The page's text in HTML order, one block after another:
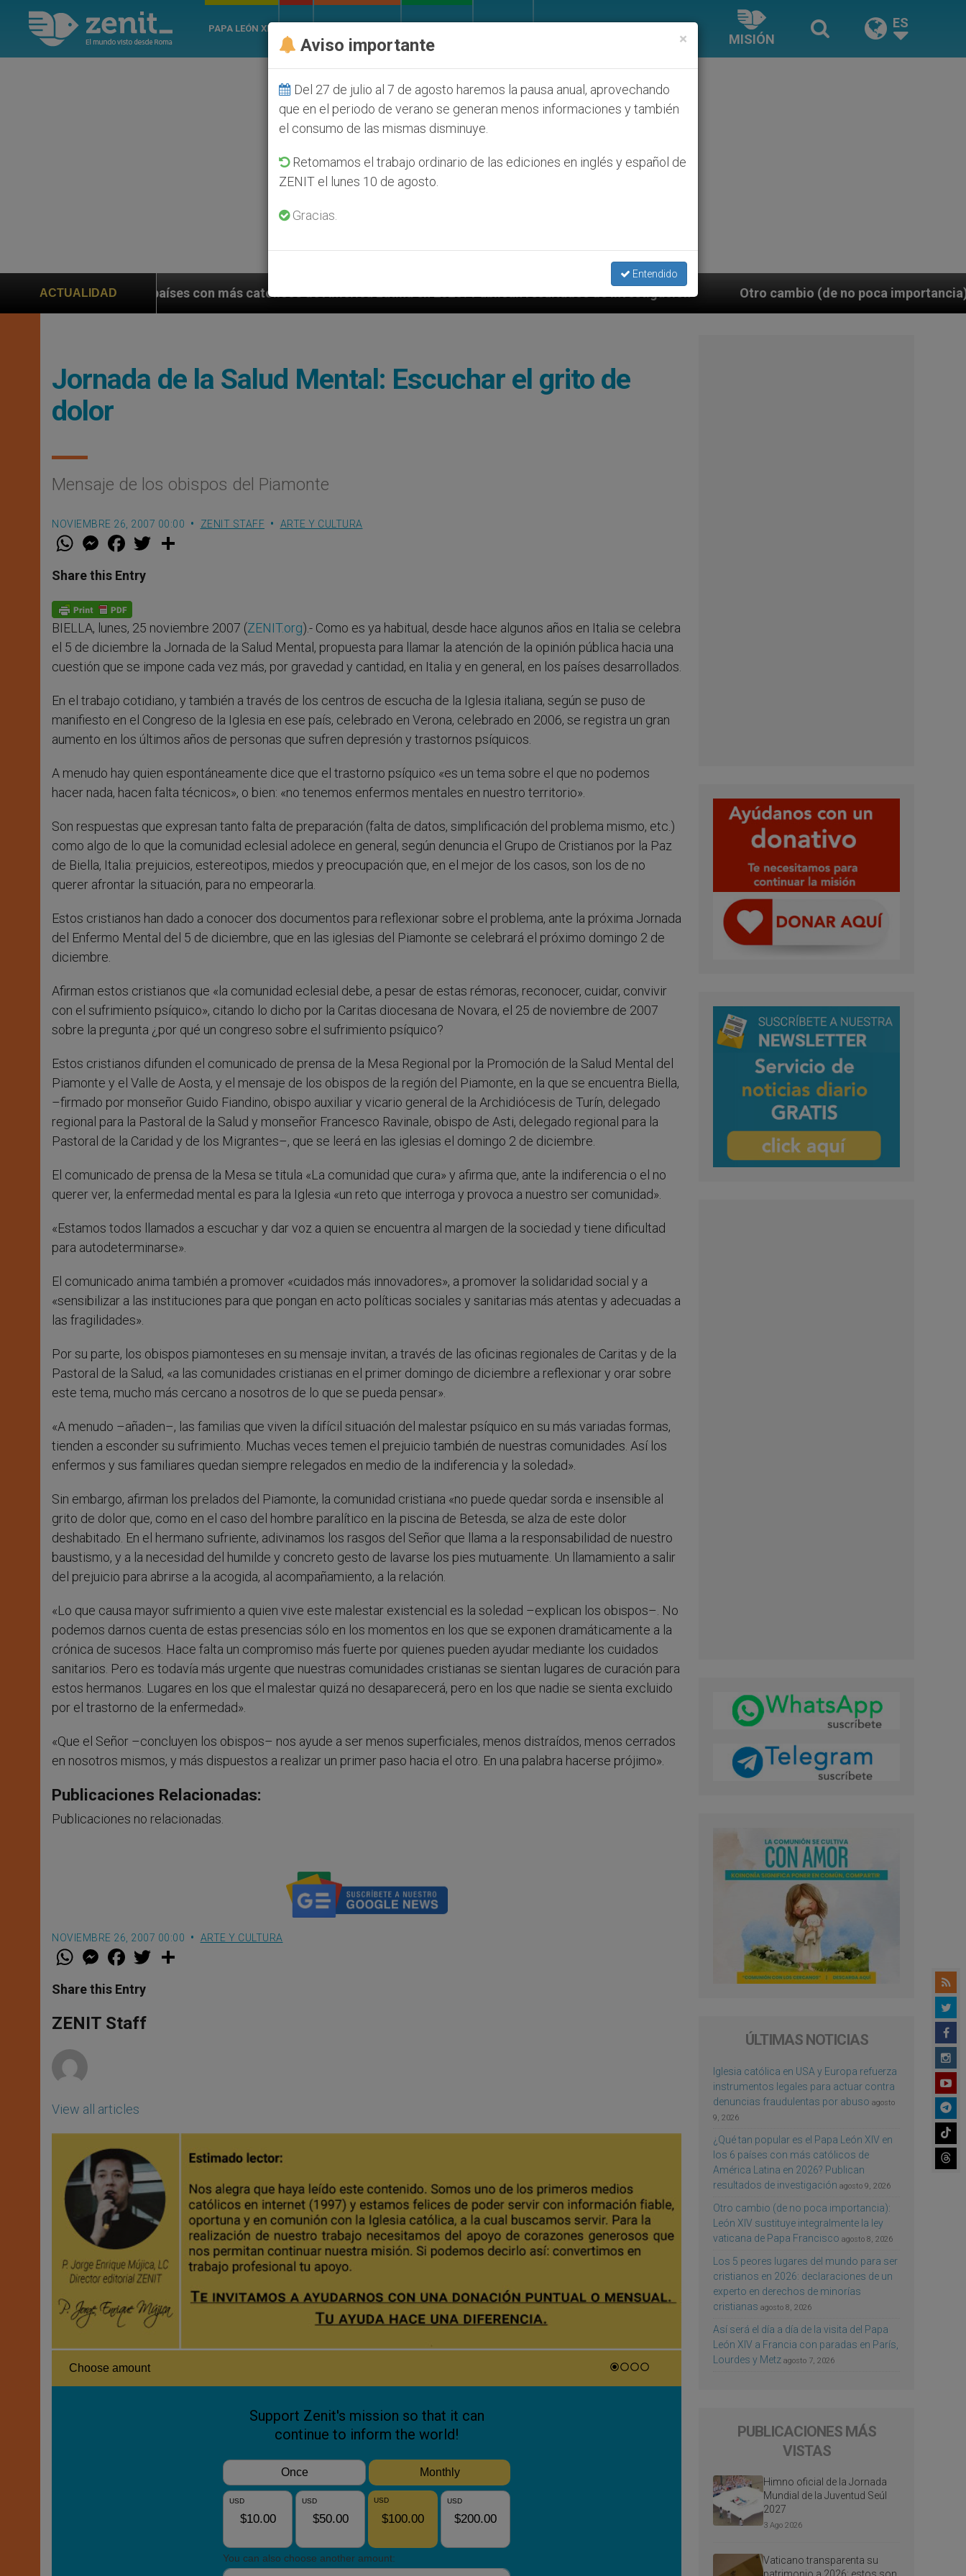
PAPA LEÓN XIV
MISIÓN
ES
ACTUALIDAD
6 países con más católicos de América Latina en 2026? Publican resultados de investigación Otro cambio (de no poca importancia): León XIV
Jornada de la Salud Mental: Escuchar el grito de
dolor
Mensaje de los obispos del Piamonte
NOVIEMBRE 26, 2007 00:00 ZENIT STAFF ARTE Y CULTURA
W
t
s
p
p
M
e
s
e
g
e
r
F
a
e
b
o
k
w
Share this Entry
BIELLA, lunes, 25 noviembre 2007 (ZENIT.org).- Como es ya habitual, desde hace algunos años en Italia se celebra
el 5 de diciembre la Jornada de la Salud Mental, propuesta para llamar la atención de la opinión pública hacia una
cuestión que se impone cada vez más, por gravedad y cantidad, en Italia y en general, en los países desarrollados.
En el trabajo cotidiano, y también a través de los centros de escucha de la Iglesia italiana, según se puso de
manifiesto en el Congreso de la Iglesia en ese país, celebrado en Verona, celebrado en 2006, se registra un gran
aumento en los últimos años de personas que sufren depresión y trastornos psíquicos.
A menudo hay quien espontáneamente dice que el trastorno psíquico «es un tema sobre el que no podemos
hacer nada, hacen falta técnicos», o bien: «no tenemos enfermos mentales en nuestro territorio».
Son respuestas que expresan tanto falta de preparación (falta de datos, simplificación del problema mismo, etc.)
como algo de lo que la comunidad eclesial adolece en general, según denuncia el Grupo de Cristianos por la Paz
de Biella, Italia: prejuicios, estereotipos, miedos y preocupación que, en el mejor de los casos, son los de no
querer afrontar la situación, para no empeorarla.
Estos cristianos han dado a conocer dos documentos para reflexionar sobre el problema, ante la próxima Jornada
del Enfermo Mental del 5 de diciembre, que en las iglesias del Piamonte se celebrará el próximo domingo 2 de
diciembre.
Afirman estos cristianos que «la comunidad eclesial debe, a pesar de estas rémoras, reconocer, cuidar, convivir
con el sufrimiento psíquico», citando lo dicho por la Caritas diocesana de Novara, el 25 de noviembre de 2007
sobre la pregunta ¿por qué un congreso sobre el sufrimiento psíquico?
Estos cristianos difunden el comunicado de prensa de la Mesa Regional por la Promoción de la Salud Mental del
Piamonte y el Valle de Aosta, y el mensaje de los obispos de la región del Piamonte, en la que se encuentra Biella,
–firmado por monseñor Guido Fiandino, obispo auxiliar y vicario general de la Archidiócesis de Turín, delegado
regional para la Pastoral de la Salud y monseñor Francesco Ravinale, obispo de Asti, delegado regional para la
Pastoral de la Caridad y de los Migrantes–, que se leerá en las iglesias el domingo 2 de diciembre.
El comunicado de prensa de la Mesa se titula «La comunidad que cura» y afirma que, ante la indiferencia o el no
querer ver, la enfermedad mental es para la Iglesia «un reto que interroga y provoca a nuestro ser comunidad».
«Estamos todos llamados a escuchar y dar voz a quien se encuentra al margen de la sociedad y tiene dificultad
para autodeterminarse».
El comunicado anima también a promover «cuidados más innovadores», a promover la solidaridad social y a
«sensibilizar a las instituciones para que pongan en acto políticas sociales y sanitarias más atentas y adecuadas a
las fragilidades».
Por su parte, los obispos piamonteses en su mensaje invitan, a través de las oficinas regionales de Caritas y de la
Pastoral de la Salud, «a las comunidades cristianas en el primer domingo de diciembre a reflexionar y orar sobre
este tema, mucho más cercano a nosotros de lo que se pueda pensar».
«A menudo –añaden–, las familias que viven la difícil situación del malestar psíquico en su más variadas formas,
tienden a esconder su sufrimiento. Muchas veces temen el prejuicio también de nuestras comunidades. Así los
enfermos y sus familiares quedan siempre relegados en medio de la indiferencia y la soledad».
Sin embargo, afirman los prelados del Piamonte, la comunidad cristiana «no puede quedar sorda e insensible al
grito de dolor que, como en el caso del hombre paralítico en la piscina de Betesda, se alza de este dolor
deshabitado. En el hermano sufriente, adivinamos los rasgos del Señor que llama a la responsabilidad de nuestro
baustismo, y a la necesidad del humilde y concreto gesto de lavarse los pies mutuamente. Un llamamiento a salir
del prejuicio para abrirse a la acogida, al acompañamiento, a la relación.
«Lo que causa mayor sufrimiento a quien vive este malestar existencial es la soledad –explican los obispos–. No
podemos darnos cuenta de estas presencias sólo en los momentos en los que se exponen dramáticamente a la
crónica de sucesos. Hace falta un compromiso más fuerte por quienes pueden ayudar mediante los cuidados
sanitarios. Pero es todavía más urgente que nuestras comunidades cristianas se sientan lugares de curación para
estos hermanos. Lugares en los que el malestar quizá no desaparecerá, pero en los que nadie se sienta excluido
por el trastorno de la enfermedad».
«Que el Señor –concluyen los obispos– nos ayude a ser menos superficiales, menos distraídos, menos cerrados
en nosotros mismos, y más dispuestos a realizar un primer paso hacia el otro. En una palabra hacerse prójimo».
Publicaciones Relacionadas:
Publicaciones no relacionadas.
NOVIEMBRE 26, 2007 00:00 ARTE Y CULTURA
W
t
s
p
p
M
e
s
e
g
e
F
a
e
b
o
k
w
Share this Entry
ZENIT Staff
View all articles
ÚLTIMAS NOTICIAS
Iglesia católica en USA y Europa refuerza
instrumentos legales para actuar contra
denuncias fraudulentas por abuso agosto
9, 2026
¿Qué tan popular es el Papa León XIV en
los 6 países con más católicos de
América Latina en 2026? Publican
resultados de investigación agosto 9, 2026
Otro cambio (de no poca importancia):
León XIV sustituye integralmente la ley
vaticana de Papa Francisco agosto 8, 2026
Los 5 peores lugares del mundo para ser
cristianos en 2026: declaraciones de un
experto en derechos de minorías
cristianas agosto 8, 2026
Así será el día a día de la visita del Papa
León XIV a Francia con paradas en París,
Lourdes y Metz agosto 7, 2026
PUBLICACIONES MÁS
VISTAS
Himno oficial de la Jornada
Mundial de la Juventud Seúl
2027
3 Ago 2026
Vaticano transparenta su
×
Aviso importante
Del 27 de julio al 7 de agosto haremos la pausa anual, aprovechando
que en el periodo de verano se generan menos informaciones y también
el consumo de las mismas disminuye.
Retomamos el trabajo ordinario de las ediciones en inglés y español de
ZENIT el lunes 10 de agosto.
Gracias.
Entendido